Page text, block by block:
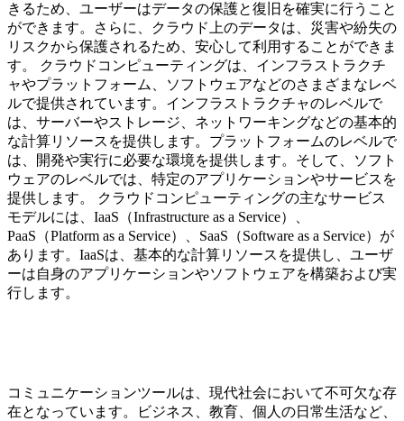
きるため、ユーザーはデータの保護と復旧を確実に行うこと
ができます。さらに、クラウド上のデータは、災害や紛失の
リスクから保護されるため、安心して利用することができま
す。 クラウドコンピューティングは、インフラストラクチ
ャやプラットフォーム、ソフトウェアなどのさまざまなレベ
ルで提供されています。インフラストラクチャのレベルで
は、サーバーやストレージ、ネットワーキングなどの基本的
な計算リソースを提供します。プラットフォームのレベルで
は、開発や実行に必要な環境を提供します。そして、ソフト
ウェアのレベルでは、特定のアプリケーションやサービスを
提供します。 クラウドコンピューティングの主なサービス
モデルには、IaaS（Infrastructure as a Service）、
PaaS（Platform as a Service）、SaaS（Software as a Service）が
あります。IaaSは、基本的な計算リソースを提供し、ユーザ
ーは自身のアプリケーションやソフトウェアを構築および実
行します。
コミュニケーションツールは、現代社会において不可欠な存
在となっています。ビジネス、教育、個人の日常生活など、